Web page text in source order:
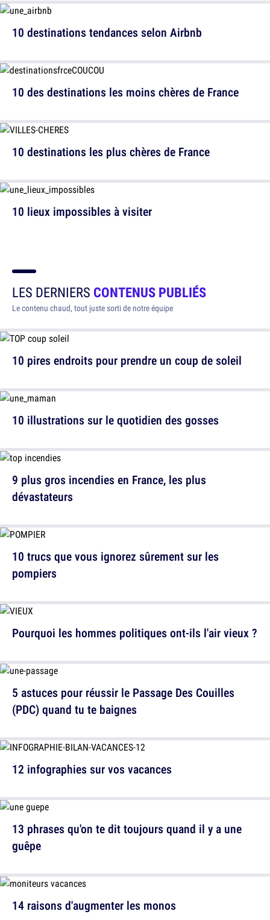
10 des destinations les moins chères de France
10 lieux impossibles à visiter
10 destinations tendances selon Airbnb
10 destinations les plus chères de France
LES DERNIERS CONTENUS PUBLIÉS
Le contenu chaud, tout juste sorti de notre équipe
10 pires endroits pour prendre un coup de soleil
9 plus gros incendies en France, les plus
dévastateurs
Pourquoi les hommes politiques ont-ils l'air vieux ?
12 infographies sur vos vacances
14 raisons d'augmenter les monos
10 illustrations sur le quotidien des gosses
10 trucs que vous ignorez sûrement sur les
pompiers
5 astuces pour réussir le Passage Des Couilles
(PDC) quand tu te baignes
13 phrases qu'on te dit toujours quand il y a une
guêpe